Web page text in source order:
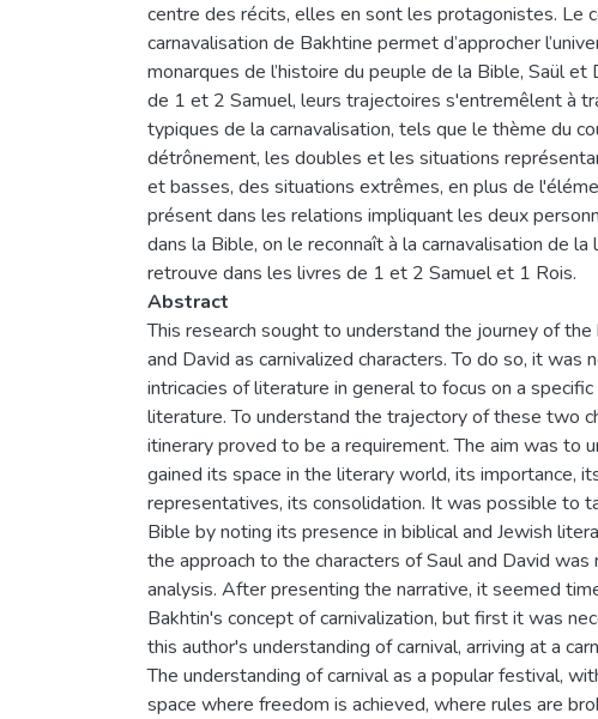
centre des récits, elles en sont les protagonistes. Le
carnavalisation de Bakhtine permet d’approcher
monarques de l’histoire du peuple de la Bible, Saül et
de 1 et 2 Samuel, leurs trajectoires s'entremêlent à
typiques de la carnavalisation, tels que le thème du
détrônement, les doubles et les situations
et basses, des situations extrêmes, en plus de
présent dans les relations impliquant les deux
dans la Bible, on le reconnaît à la carnavalisation de
retrouve dans les livres de 1 et 2 Samuel et 1 Rois.
Abstract
This research sought to understand the journey of the
and David as carnivalized characters. To do so, it
intricacies of literature in general to focus on a
literature. To understand the trajectory of these two
itinerary proved to be a requirement. The aim was to
gained its space in the literary world, its importance,
representatives, its consolidation. It was possible to
Bible by noting its presence in biblical and Jewish
the approach to the characters of Saul and David was
analysis. After presenting the narrative, it seemed
Bakhtin's concept of carnivalization, but first it was
this author's understanding of carnival, arriving at a
The understanding of carnival as a popular festival,
space where freedom is achieved, where rules are